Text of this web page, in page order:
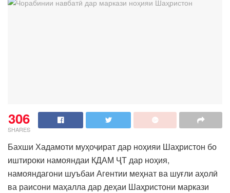
306
SHARES
Бахши Хадамоти муҳоҷират дар ноҳияи Шаҳристон бо
иштироки намояндаи КДАМ ҶТ дар ноҳия,
намояндагони шуъбаи Агентии меҳнат ва шуғли аҳолӣ
ва раисони маҳалла дар деҳаи Шаҳристони маркази